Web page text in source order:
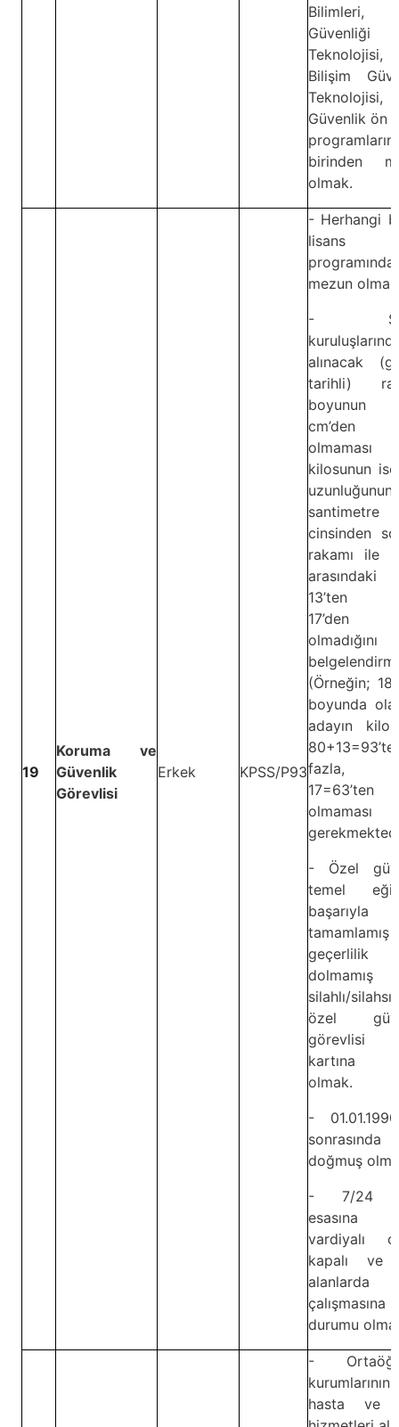
Bilimleri,
Güvenliği
Teknolojisi,
Bilişim
Teknolojisi,
Güvenlik ön
birinden
olmak.
19
Koruma ve
Güvenlik
Görevlisi
Erkek KPSS/P93
- Herhangi
lisans
mezun
-
alınacak
tarihli)
boyunun
cm’den
kilosunun
uzunluğunun
santimetre
cinsinden
rakamı ile
arasındaki
13’ten
17’den
olmadığını
(Örneğin;
boyunda
adayın
fazla,
olmaması
- Özel
temel
başarıyla
geçerlilik
dolmamış
silahlı/silahsız
özel
görevlisi
kartına
olmak.
-
sonrasında
doğmuş
- 7/24
esasına
vardiyalı
kapalı ve
alanlarda
çalışmasına
durumu
-
kurumlarının
hasta ve